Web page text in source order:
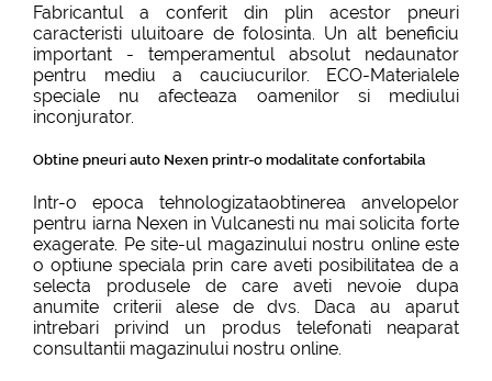
Fabricantul a conferit din plin acestor pneuri
caracteristi uluitoare de folosinta. Un alt beneficiu
important - temperamentul absolut nedaunator
pentru mediu a cauciucurilor. ECO-Materialele
speciale nu afecteaza oamenilor si mediului
inconjurator.
Obtine pneuri auto Nexen printr-o modalitate confortabila
Intr-o epoca tehnologizataobtinerea anvelopelor
pentru iarna Nexen in Vulcanesti nu mai solicita forte
exagerate. Pe site-ul magazinului nostru online este
o optiune speciala prin care aveti posibilitatea de a
selecta produsele de care aveti nevoie dupa
anumite criterii alese de dvs. Daca au aparut
intrebari privind un produs telefonati neaparat
consultantii magazinului nostru online.